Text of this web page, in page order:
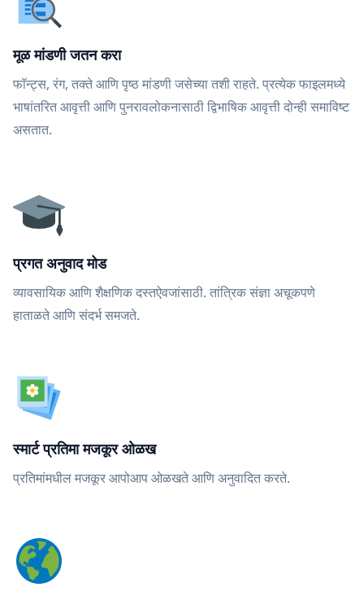
मूळ मांडणी जतन करा
फॉन्ट्स, रंग, तक्ते आणि पृष्ठ मांडणी जसेच्या तशी राहते. प्रत्येक फाइलमध्ये
भाषांतरित आवृत्ती आणि पुनरावलोकनासाठी द्विभाषिक आवृत्ती दोन्ही समाविष्ट
असतात.
प्रगत अनुवाद मोड
व्यावसायिक आणि शैक्षणिक दस्तऐवजांसाठी. तांत्रिक संज्ञा अचूकपणे
हाताळते आणि संदर्भ समजते.
स्मार्ट प्रतिमा मजकूर ओळख
प्रतिमांमधील मजकूर आपोआप ओळखते आणि अनुवादित करते.